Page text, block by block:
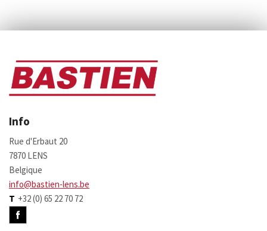
Info
Rue d'Erbaut 20
7870 LENS
Belgique
info@bastien-lens.be
T +32 (0) 65 22 70 72